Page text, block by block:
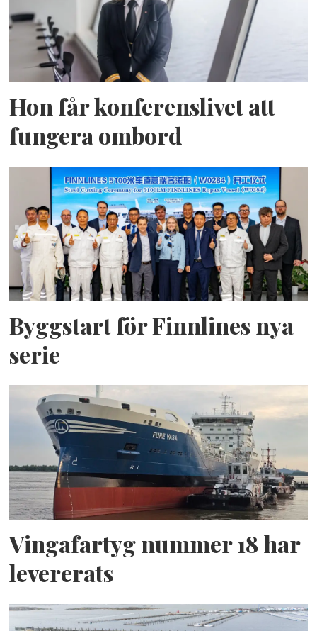
Hon får konferenslivet att
fungera ombord
Byggstart för Finnlines nya
serie
Vingafartyg nummer 18 har
levererats